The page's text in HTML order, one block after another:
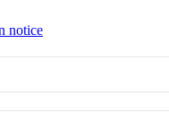
notice